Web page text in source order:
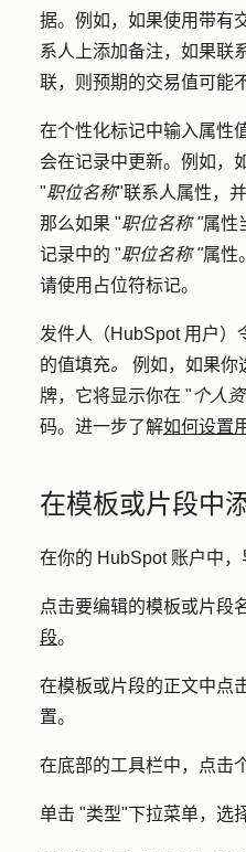
据。例如，如果使用带有
系人上添加备注，如果联
联，则预期的交易值可能
在个性化标记中输入属性
会在记录中更新。例如，
"职位名称"联系人属性，
那么如果 "职位名称 "属性
记录中的 "职位名称 "属性
请使用占位符标记。
发件人（HubSpot 用户）
的值填充。 例如，如果你
牌，它将显示你在 "个人
码。进一步了解如何设置
在模板或片段中
在你的 HubSpot 账户中，
点击要编辑的模板或片段
段。
在模板或片段的正文中点
置。
在底部的工具栏中，点击
单击 "类型"下拉菜单，选